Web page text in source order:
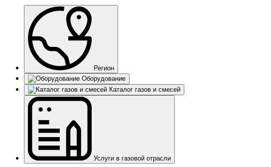
Регион
Оборудование
Каталог газов и смесей
Услуги в газовой отрасли